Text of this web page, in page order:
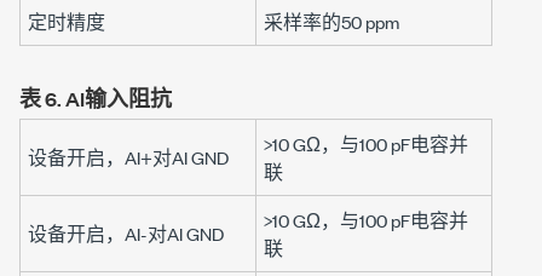
定时精度
采样率的50 ppm
表 6.AI输入阻抗
设备开启，AI+对AI GND
>10 GΩ，与100 pF电容并
联
设备开启，AI-对AI GND
>10 GΩ，与100 pF电容并
联